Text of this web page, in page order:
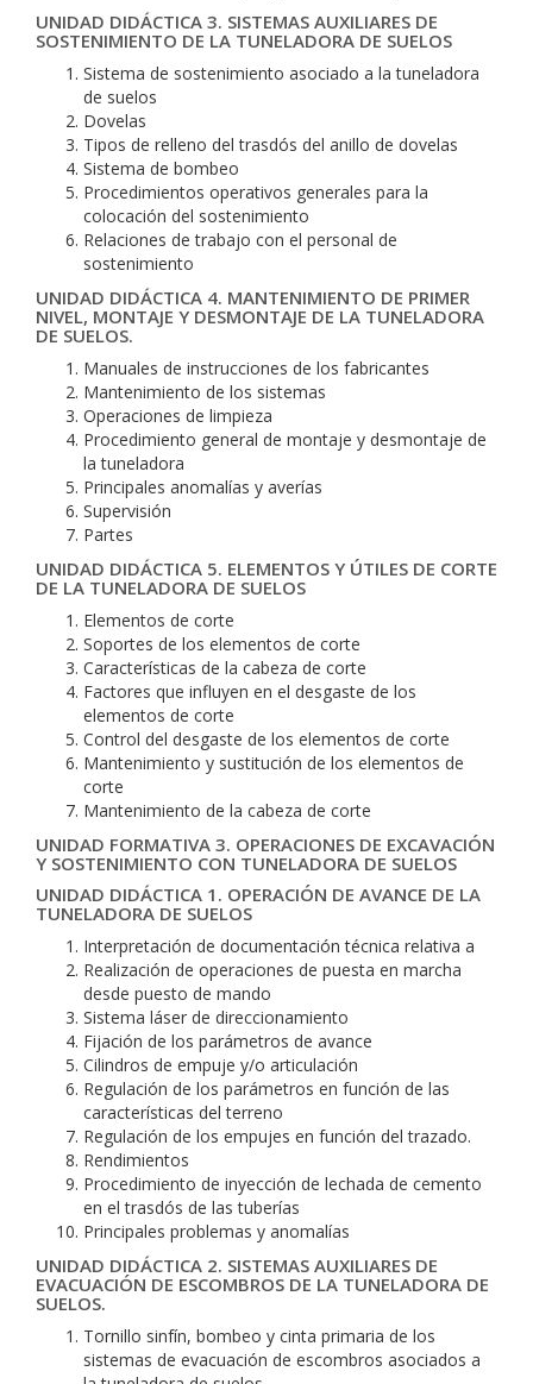
UNIDAD DIDÁCTICA 3. SISTEMAS AUXILIARES DE
SOSTENIMIENTO DE LA TUNELADORA DE SUELOS
Sistema de sostenimiento asociado a la tuneladora
de suelos
Dovelas
Tipos de relleno del trasdós del anillo de dovelas
Sistema de bombeo
Procedimientos operativos generales para la
colocación del sostenimiento
Relaciones de trabajo con el personal de
sostenimiento
UNIDAD DIDÁCTICA 4. MANTENIMIENTO DE PRIMER
NIVEL, MONTAJE Y DESMONTAJE DE LA TUNELADORA
DE SUELOS.
Manuales de instrucciones de los fabricantes
Mantenimiento de los sistemas
Operaciones de limpieza
Procedimiento general de montaje y desmontaje de
la tuneladora
Principales anomalías y averías
Supervisión
Partes
UNIDAD DIDÁCTICA 5. ELEMENTOS Y ÚTILES DE CORTE
DE LA TUNELADORA DE SUELOS
Elementos de corte
Soportes de los elementos de corte
Características de la cabeza de corte
Factores que influyen en el desgaste de los
elementos de corte
Control del desgaste de los elementos de corte
Mantenimiento y sustitución de los elementos de
corte
Mantenimiento de la cabeza de corte
UNIDAD FORMATIVA 3. OPERACIONES DE EXCAVACIÓN
Y SOSTENIMIENTO CON TUNELADORA DE SUELOS
UNIDAD DIDÁCTICA 1. OPERACIÓN DE AVANCE DE LA
TUNELADORA DE SUELOS
Interpretación de documentación técnica relativa a
Realización de operaciones de puesta en marcha
desde puesto de mando
Sistema láser de direccionamiento
Fijación de los parámetros de avance
Cilindros de empuje y/o articulación
Regulación de los parámetros en función de las
características del terreno
Regulación de los empujes en función del trazado.
Rendimientos
Procedimiento de inyección de lechada de cemento
en el trasdós de las tuberías
Principales problemas y anomalías
UNIDAD DIDÁCTICA 2. SISTEMAS AUXILIARES DE
EVACUACIÓN DE ESCOMBROS DE LA TUNELADORA DE
SUELOS.
Tornillo sinfín, bombeo y cinta primaria de los
sistemas de evacuación de escombros asociados a